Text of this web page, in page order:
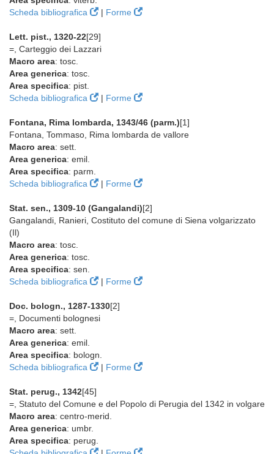
Scheda bibliografica
| Forme
Lett. pist., 1320-22[29]
=, Carteggio dei Lazzari
Macro area: tosc.
Area generica: tosc.
Area specifica: pist.
Scheda bibliografica
| Forme
Fontana, Rima lombarda, 1343/46 (parm.)[1]
Fontana, Tommaso, Rima lombarda de vallore
Macro area: sett.
Area generica: emil.
Area specifica: parm.
Scheda bibliografica
| Forme
Stat. sen., 1309-10 (Gangalandi)[2]
Gangalandi, Ranieri, Costituto del comune di Siena volgarizzato
(Il)
Macro area: tosc.
Area generica: tosc.
Area specifica: sen.
Scheda bibliografica
| Forme
Doc. bologn., 1287-1330[2]
=, Documenti bolognesi
Macro area: sett.
Area generica: emil.
Area specifica: bologn.
Scheda bibliografica
| Forme
Stat. perug., 1342[45]
=, Statuto del Comune e del Popolo di Perugia del 1342 in volgare
Macro area: centro-merid.
Area generica: umbr.
Area specifica: perug.